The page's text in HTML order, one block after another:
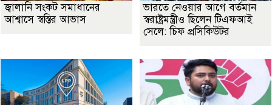
জ্বালানি সংকট সমাধানের
আশ্বাসে স্বস্তির আভাস
ভারতে নেওয়ার আগে বর্তমান
স্বরাষ্ট্রমন্ত্রীও ছিলেন টিএফআই
সেলে: চিফ প্রসিকিউটর